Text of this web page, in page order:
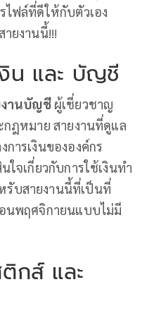
ไฟล์ที่ดีให้กับตัวเอง
ายงานนี้!!!
น และ บัญชี
านบัญชี ผู้เชี่ยวชาญ
กฎหมาย สายงานที่ดูแล
การเงินขององค์กร
ใจเกี่ยวกับการใช้เงินทำ
รับสายงานนี้ที่เป็นที่
นพฤศจิกายนแบบไม่มี
กส์ และ